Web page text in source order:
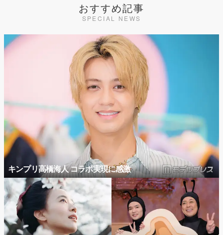
おすすめ記事
SPECIAL NEWS
キンプリ高橋海人 コラボ実現に感激